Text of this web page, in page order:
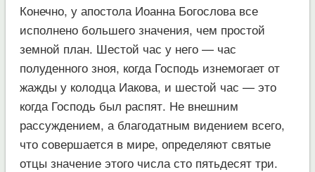
Конечно, у апостола Иоанна Богослова все
исполнено большего значения, чем простой
земной план. Шестой час у него — час
полуденного зноя, когда Господь изнемогает от
жажды у колодца Иакова, и шестой час — это
когда Господь был распят. Не внешним
рассуждением, а благодатным видением всего,
что совершается в мире, определяют святые
отцы значение этого числа сто пятьдесят три.